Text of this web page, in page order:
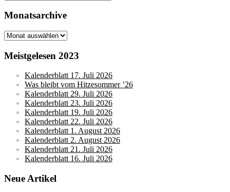
Monatsarchive
Monatsarchive
Meistgelesen 2023
Kalenderblatt 17. Juli 2026
Was bleibt vom Hitzesommer ’26
Kalenderblatt 29. Juli 2026
Kalenderblatt 23. Juli 2026
Kalenderblatt 19. Juli 2026
Kalenderblatt 22. Juli 2026
Kalenderblatt 1. August 2026
Kalenderblatt 2. August 2026
Kalenderblatt 21. Juli 2026
Kalenderblatt 16. Juli 2026
Neue Artikel